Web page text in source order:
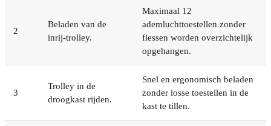
2
Beladen van de
inrij-trolley.
Maximaal 12
ademluchttoestellen zonder
flessen worden overzichtelijk
opgehangen.
3
Trolley in de
droogkast rijden.
Snel en ergonomisch beladen
zonder losse toestellen in de
kast te tillen.